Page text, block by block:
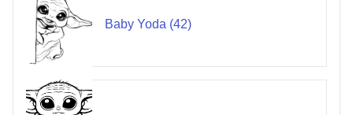
Baby Yoda (42)